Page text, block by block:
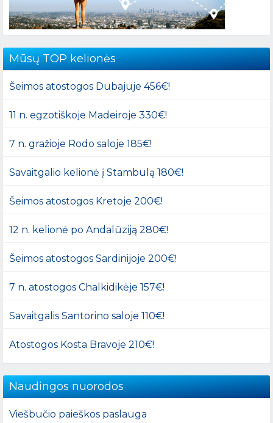
Mūsų TOP kelionės
Šeimos atostogos Dubajuje 456€!
11 n. egzotiškoje Madeiroje 330€!
7 n. gražioje Rodo saloje 185€!
Savaitgalio kelionė į Stambulą 180€!
Šeimos atostogos Kretoje 200€!
12 n. kelionė po Andalūziją 280€!
Šeimos atostogos Sardinijoje 200€!
7 n. atostogos Chalkidikėje 157€!
Savaitgalis Santorino saloje 110€!
Atostogos Kosta Bravoje 210€!
Naudingos nuorodos
Viešbučio paieškos paslauga